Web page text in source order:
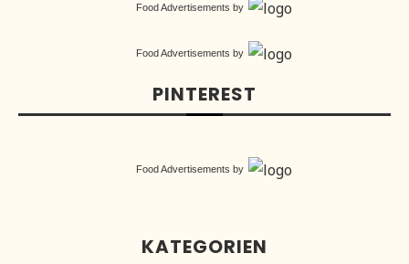
Food Advertisements by
Food Advertisements by
PINTEREST
Food Advertisements by
KATEGORIEN